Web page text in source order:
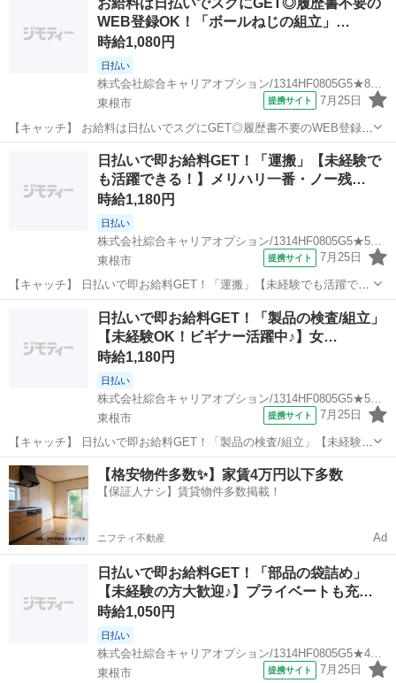
実♪正社員登用制度あり！1食260円程度の格安食堂あり！《山形県東根
市》 人気の工場のお仕事 ...
お給料は日払いでスグにGET◎履歴書不要の
WEB登録OK！「ボールねじの組立」…
時給1,080円
日払い
株式会社綜合キャリアオプション/1314HF0805G5★82-N
東根市
提携サイト 7月25日
【キャッチ】 お給料は日払いでスグにGET◎履歴書不要のWEB登録
OK！「ボールねじの組立」高時給1080円！さくらんぼ東根周辺！20代
～40代のスタッフが多数活躍中★ 【コメント】 弊社なら事前の職場見
学が多数！お仕事安...
東根市 工場
日払いで即お給料GET！「運搬」【未経験で
も活躍できる！】メリハリ一番・ノー残…
時給1,180円
日払い
株式会社綜合キャリアオプション/1314HF0805G5★58-N
東根市
提携サイト 7月25日
【キャッチ】 日払いで即お給料GET！「運搬」【未経験でも活躍でき
る！】メリハリ一番・ノー残業♪ヘアカラーOK！高！ 【コメント】 製
造のお仕事をお探しの方必見！ 「経験ないけど大丈夫かな・・・」
「派遣ってどんな働き方...
東根市 その他
日払いで即お給料GET！「製品の検査/組立」
【未経験OK！ビギナー活躍中♪】女…
時給1,180円
日払い
株式会社綜合キャリアオプション/1314HF0805G5★52-N
東根市
提携サイト 7月25日
【キャッチ】 日払いで即お給料GET！「製品の検査/組立」【未経験
OK！ビギナー活躍中♪】女性多数活躍中！ウレシイ残業ほぼナシ♪高！
【コメント】 弊社なら事前の職場見学が多数！お仕事安心スタート
★★ 「派遣では働いたこ...
山形 東根市 工場
【格安物件多数✨】家賃4万円以下多数
【保証人ナシ】賃貸物件多数掲載！
ニフティ不動産 Ad
日払いで即お給料GET！「部品の袋詰め」
【未経験の方大歓迎♪】プライベートも充…
時給1,050円
日払い
株式会社綜合キャリアオプション/1314HF0805G5★47-N
東根市
提携サイト 7月25日